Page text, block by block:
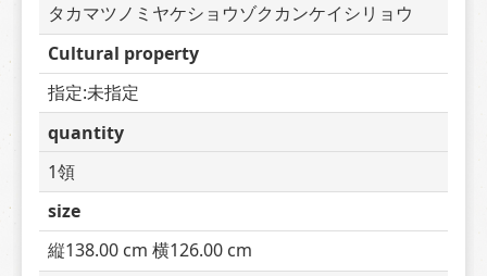
タカマツノミヤケショウゾクカンケイシリョウ
Cultural property
指定:未指定
quantity
1領
size
縦138.00 cm 横126.00 cm